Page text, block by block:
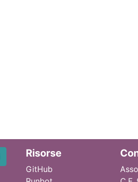
Risorse
GitHub